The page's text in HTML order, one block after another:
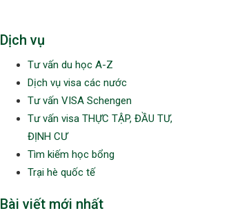
Dịch vụ
Tư vấn du học A-Z
Dịch vụ visa các nước
Tư vấn VISA Schengen
Tư vấn visa THỰC TẬP, ĐẦU TƯ,
ĐỊNH CƯ
Tìm kiếm học bổng
Trại hè quốc tế
Bài viết mới nhất